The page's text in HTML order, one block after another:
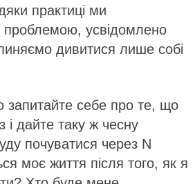
практиці ми
проблемою, усвідомлено
дивитися лише собі
себе про те, що
і дайте таку ж чесну
почуватися через N
моє життя після того, як я